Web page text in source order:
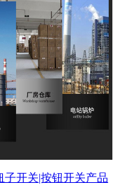
子开关|按钮开关产品